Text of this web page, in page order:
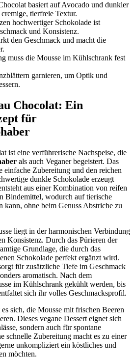
basiert auf Avocado und dunkler
tierfreie Textur.
hochwertiger Schokolade ist
und Konsistenz.
den Geschmack und macht die
muss die Mousse im Kühlschrank fest
garnieren, um Optik und
Chocolat: Ein
für
ist eine verführerische Nachspeise, die
als auch Veganer begeistert. Das
einfache Zubereitung und den reichen
dunkle Schokolade erzeugt
aus einer Kombination von reifen
Bindemittel, wodurch auf tierische
kann, ohne beim Genuss Abstriche zu
liegt in der harmonischen Verbindung
Konsistenz. Durch das Pürieren der
Grundlage, die durch das
Schokolade perfekt ergänzt wird.
für zusätzliche Tiefe im Geschmack
aromatisch. Nach dem
im Kühlschrank gekühlt werden, bis
sich ihr volles Geschmacksprofil.
sich, die Mousse mit frischen Beeren
Dieses vegane Dessert eignet sich
sondern auch für spontane
schnelle Zubereitung macht es zu einer
unkompliziert ein köstliches und
möchten.